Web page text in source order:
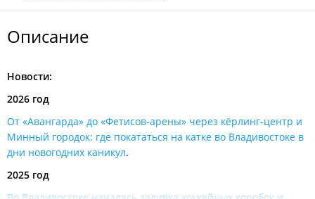
Описание
Новости:
2026 год
От «Авангарда» до «Фетисов-арены» через кёрлинг-центр и
Минный городок: где покататься на катке во Владивостоке в
дни новогодних каникул.
2025 год